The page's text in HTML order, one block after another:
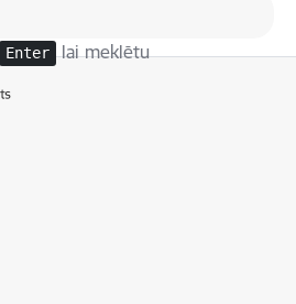
Enter lai meklētu